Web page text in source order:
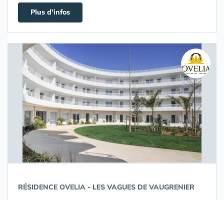
Plus d'infos
RÉSIDENCE OVELIA - LES VAGUES DE VAUGRENIER